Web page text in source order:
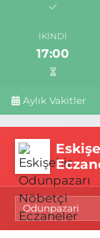
İKINDI
17:00
Aylık Vakitler